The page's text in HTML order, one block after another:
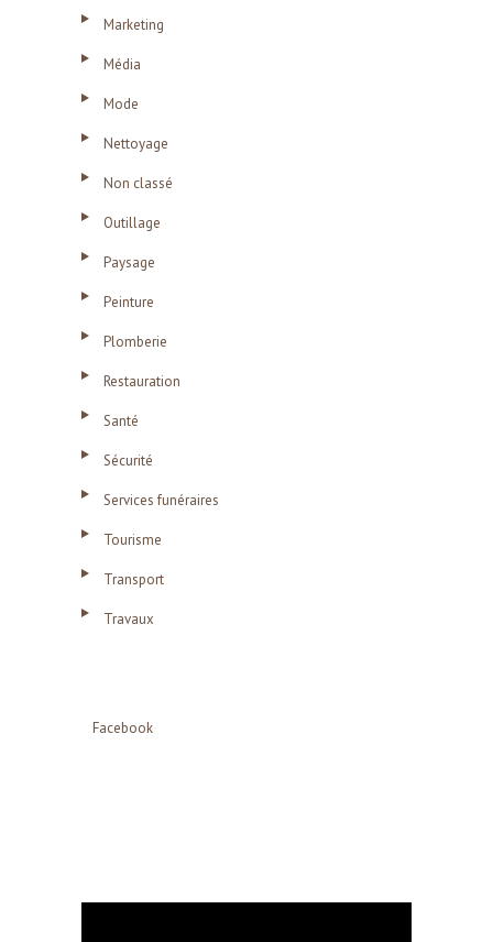
Marketing
Média
Mode
Nettoyage
Non classé
Outillage
Paysage
Peinture
Plomberie
Restauration
Santé
Sécurité
Services funéraires
Tourisme
Transport
Travaux
Facebook